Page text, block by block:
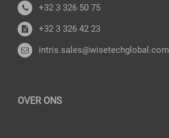
+32 3 326 50 75
+32 3 326 42 23
intris.sales@wisetechglobal.com
OVER ONS